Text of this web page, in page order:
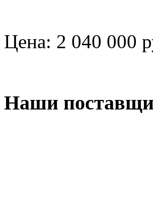
Цена: 2 040 000
Наши